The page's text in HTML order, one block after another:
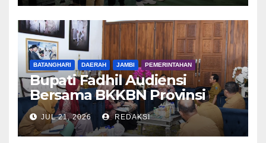
BATANGHARI DAERAH JAMBI PEMERINTAHAN
Bupati Fadhil Audiensi
Bersama BKKBN Provinsi
Jambi
JUL 21, 2026 REDAKSI